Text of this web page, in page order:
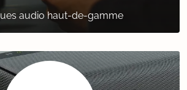
audio haut-de-gamme